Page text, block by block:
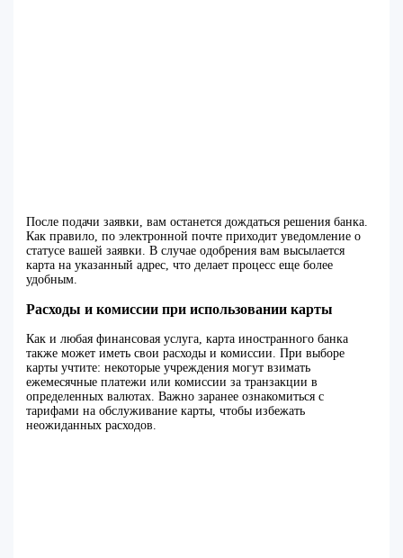
После подачи заявки, вам останется дождаться решения банка.
Как правило, по электронной почте приходит уведомление о
статусе вашей заявки. В случае одобрения вам высылается
карта на указанный адрес, что делает процесс еще более
удобным.
Расходы и комиссии при использовании карты
Как и любая финансовая услуга, карта иностранного банка
также может иметь свои расходы и комиссии. При выборе
карты учтите: некоторые учреждения могут взимать
ежемесячные платежи или комиссии за транзакции в
определенных валютах. Важно заранее ознакомиться с
тарифами на обслуживание карты, чтобы избежать
неожиданных расходов.